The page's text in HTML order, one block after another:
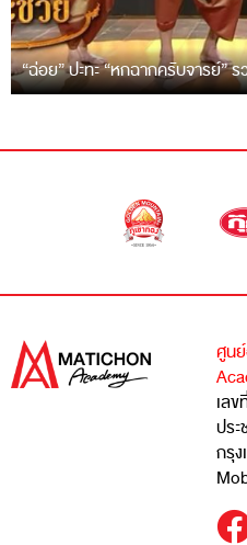
“ฉ่อย” ปะทะ “หกฉากครับจารย์”
ศูน
เล
ปร
กรุ